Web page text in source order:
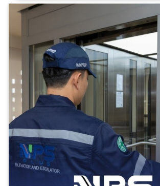
ทำงานผิดปกติ เช่น ประตูลิฟต์ปิดไม่ลงปิด
ลิฟต์ค้าง ลิฟต์สั่น-เขย่าโครงเคลง ลิฟต์จอ
ลิฟต์ติดๆ ดับๆ เบรกลิฟต์ทำงานผิดปก
อากาศภายในลิฟต์ไม่หมุนเวียน เปลี่ยนอะไหล่ลิฟต์ เปลี่ยน
สลิงลิฟต์ตามรอบการใช้งาน เปลี่ยนมอเต
ซ่อมมอเตอร์ขับลิฟต์ ซ่อมรอกลิฟต์ และอุ
เปลี่ยนแผงวงจรควบคุมลิฟต์ ซ่อมพัดลมระ
ลิฟต์ ซ่อมปรับสภาพลิฟต์หลังได้รับความเสียหายจาก
อุบัติเหตุหรือไฟไหม้ลิฟต์ เปลี่ยนสลิงลิฟต์เก่าที่ชำรุดเพื่อ
ความปลอดภัย เตรียมเปลี่ยนสลิงลิฟต์โดยสารใหม่ และ
เปลี่ยนอุปกรณ์อะไหล่ลิฟต์ที่ชำรุด เปลี่ยนสลิงลิฟต์
โดยสาร และเปลี่ยนอุปกรณ์อะไหล่ลิฟต์ที่ชำรุ
บริการปรึกษาลิฟต์ บันไดเลื่อน ทางเลื่อน ท
โดยทีมงานมืออาชีพ Tel : 02-964-8125, 088-628-
9290, 083-837-8454, 095-952-7523 Line ID: